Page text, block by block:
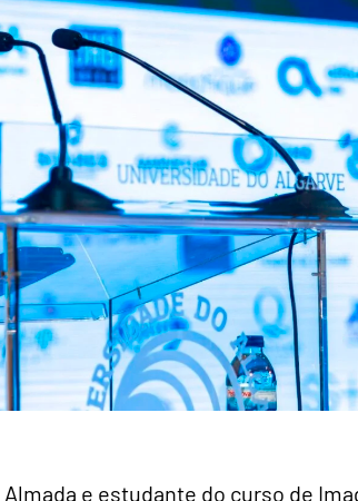
e estudante do curso de